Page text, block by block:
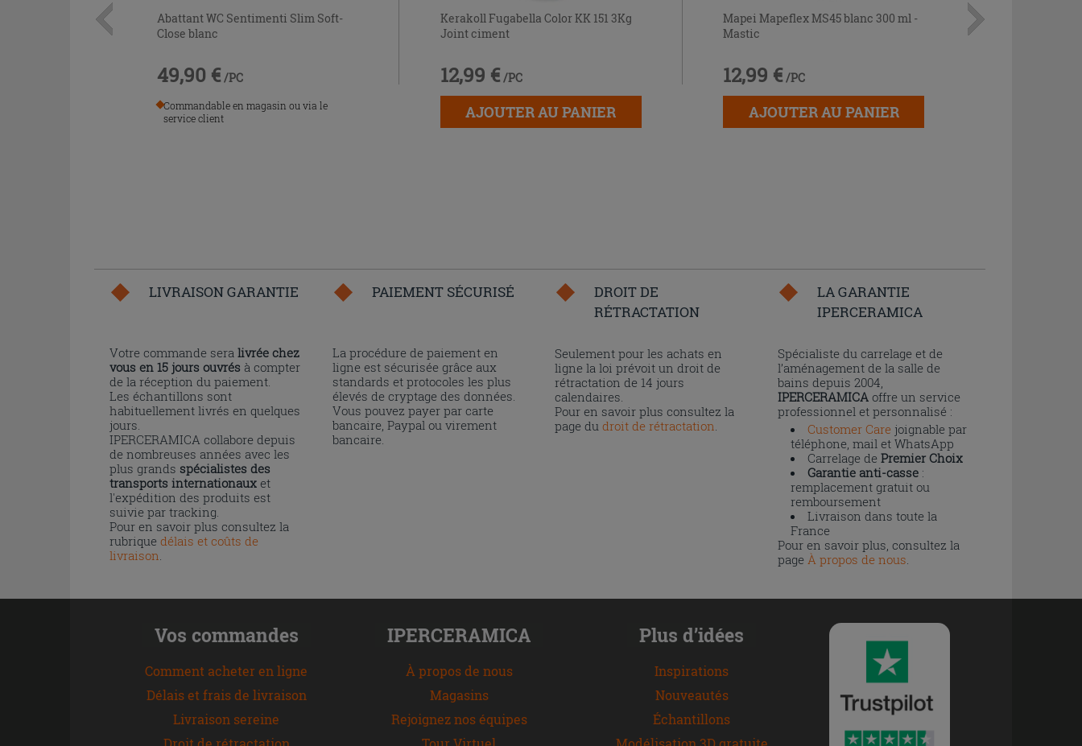
Abattant WC Sentimenti Slim Soft-
Close blanc
49,90 € /PC
Commandable en magasin ou via le
service client
Kerakoll Fugabella Color KK 151 3Kg
Joint ciment
12,99 € /PC
AJOUTER AU PANIER
Mapei Mapeflex MS45 blanc 300 ml -
Mastic
12,99 € /PC
AJOUTER AU PANIER
LIVRAISON GARANTIE
Votre commande sera livrée chez
vous en 15 jours ouvrés à compter
de la réception du paiement.
Les échantillons sont
habituellement livrés en quelques
jours.
IPERCERAMICA collabore depuis
de nombreuses années avec les
plus grands spécialistes des
transports internationaux et
l'expédition des produits est
suivie par tracking.
Pour en savoir plus consultez la
rubrique délais et coûts de
livraison
PAIEMENT SÉCURISÉ
La procédure de paiement en
ligne est sécurisée grâce aux
standards et protocoles les plus
élevés de cryptage des données.
Vous pouvez payer par carte
bancaire, Paypal ou virement
bancaire.
DROIT DE
RÉTRACTATION
Seulement pour les achats en
ligne la loi prévoit un droit de
rétractation de 14 jours
calendaires.
Pour en savoir plus consultez la
page dudroit de rétractation
LA GARANTIE
IPERCERAMICA
Spécialiste du carrelage et de
l’aménagement de la salle de
bains depuis 2004,
IPERCERAMICAoffre un service
professionnel et personnalisé :
Customer Carejoignable par
téléphone, mail et WhatsApp
Carrelage de Premier Choix
Garantie anti-casse:
remplacement gratuit ou
remboursement
Livraison dans toute la
France
Pour en savoir plus, consultez la
page À propos de nous
Vos commandes
Comment acheter en ligne
Délais et frais de livraison
Livraison sereine
IPERCERAMICA
À propos de nous
Magasins
Rejoignez nos équipes
Plus d’idées
Inspirations
Nouveautés
Échantillons